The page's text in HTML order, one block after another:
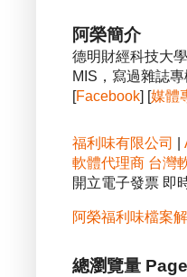
阿榮簡介
德明財經科技大
MIS，寫過雜誌專
[Facebook] [媒體
福利味有限公司
軟體代理商 台灣
開立電子發票 即
阿榮福利味檔案
總瀏覽量